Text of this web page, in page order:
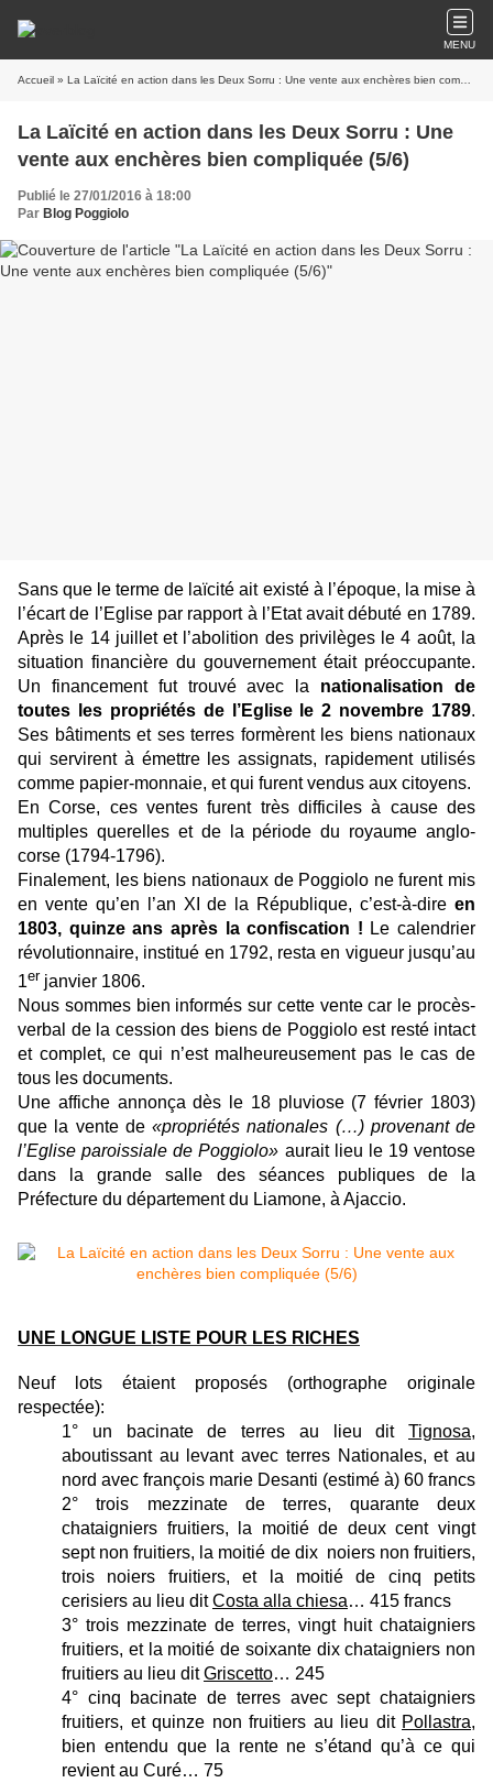
MENU
Accueil » La Laïcité en action dans les Deux Sorru : Une vente aux enchères bien compliquée (5/6)
La Laïcité en action dans les Deux Sorru : Une
vente aux enchères bien compliquée (5/6)
Publié le 27/01/2016 à 18:00
Par Blog Poggiolo
Sans que le terme de laïcité ait existé à l’époque, la mise à
l’écart de l’Eglise par rapport à l’Etat avait débuté en 1789.
Après le 14 juillet et l’abolition des privilèges le 4 août, la
situation financière du gouvernement était préoccupante.
Un financement fut trouvé avec la nationalisation de
toutes les propriétés de l’Eglise le 2 novembre 1789.
Ses bâtiments et ses terres formèrent les biens nationaux
qui servirent à émettre les assignats, rapidement utilisés
comme papier-monnaie, et qui furent vendus aux citoyens.
En Corse, ces ventes furent très difficiles à cause des
multiples querelles et de la période du royaume anglo-
corse (1794-1796).
Finalement, les biens nationaux de Poggiolo ne furent mis
en vente qu’en l’an XI de la République, c’est-à-dire en
1803, quinze ans après la confiscation ! Le calendrier
révolutionnaire, institué en 1792, resta en vigueur jusqu’au
1er janvier 1806.
Nous sommes bien informés sur cette vente car le procès-
verbal de la cession des biens de Poggiolo est resté intact
et complet, ce qui n’est malheureusement pas le cas de
tous les documents.
Une affiche annonça dès le 18 pluviose (7 février 1803)
que la vente de «propriétés nationales (…) provenant de
l’Eglise paroissiale de Poggiolo» aurait lieu le 19 ventose
dans la grande salle des séances publiques de la
Préfecture du département du Liamone, à Ajaccio.
UNE LONGUE LISTE POUR LES RICHES
Neuf lots étaient proposés (orthographe originale
respectée):
1° un bacinate de terres au lieu dit Tignosa,
aboutissant au levant avec terres Nationales, et au
nord avec françois marie Desanti (estimé à) 60 francs
2° trois mezzinate de terres, quarante deux
chataigniers fruitiers, la moitié de deux cent vingt
sept non fruitiers, la moitié de dix noiers non fruitiers,
trois noiers fruitiers, et la moitié de cinq petits
cerisiers au lieu ditCosta alla chiesa… 415 francs
3° trois mezzinate de terres, vingt huit chataigniers
fruitiers, et la moitié de soixante dix chataigniers non
fruitiers au lieu ditGriscetto… 245
4° cinq bacinate de terres avec sept chataigniers
fruitiers, et quinze non fruitiers au lieu dit Pollastra,
bien entendu que la rente ne s’étand qu’à ce qui
revient au Curé… 75